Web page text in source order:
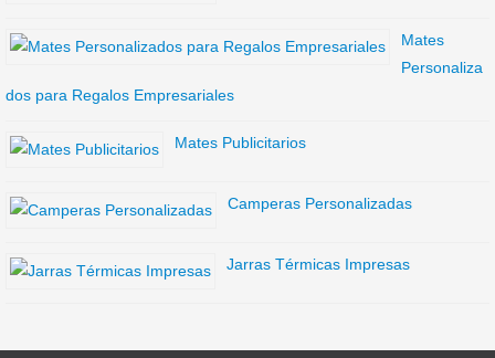
Mates
Personaliza
dos para Regalos Empresariales
Mates Publicitarios
Camperas Personalizadas
Jarras Térmicas Impresas